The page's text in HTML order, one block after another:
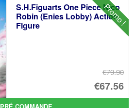
Promo !
S.H.Figuarts One Piece Nico
Robin (Enies Lobby) Action
Figure
€79.90
Le
€67.56
Le